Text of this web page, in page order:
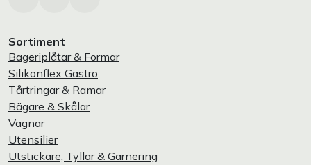
Sortiment
Bageriplåtar & Formar
Silikonflex Gastro
Tårtringar & Ramar
Bägare & Skålar
Vagnar
Utensilier
Utstickare, Tyllar & Garnering